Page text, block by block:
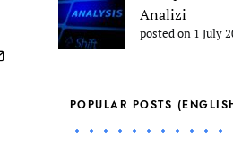
Analizi
posted on 1 July
POPULAR POSTS